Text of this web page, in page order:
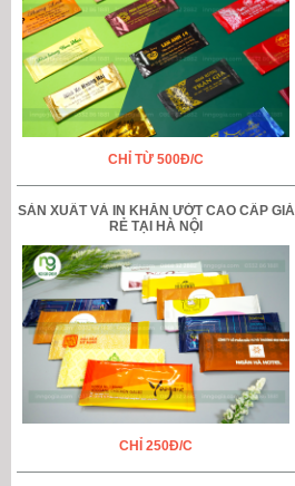
CHỈ TỪ 500Đ/C
SẢN XUẤT VÀ IN KHĂN ƯỚT CAO CẤP GIÁ
RẺ TẠI HÀ NỘI
CHỈ 250Đ/C